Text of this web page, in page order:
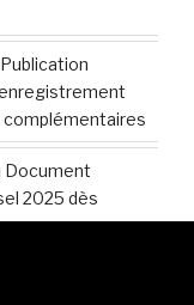
Document
2025 dès